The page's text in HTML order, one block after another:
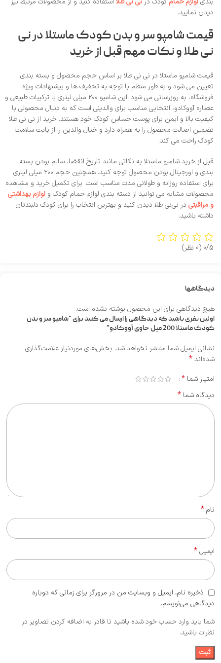
دیدن نمایید.
قیمت شامپو سر و بدن کودک ماستلا در نی‌
نی طلا و نکات مهم قبل از خرید
قیمت شامپو ماستلا در نی‌ نی طلا بر اساس حجم محصول و بسته‌ بندی
تعیین می‌ شود و به‌ طور منظم با توجه به تخفیف‌ ها و پیشنهادات ویژه
فروشگاه، به‌ روزرسانی می‌ شود. این شامپو ۲۰۰ میلی‌ لیتری با ترکیبات طبیعی و
عصاره آووکادو، انتخابی مناسب برای والدینی است که به دنبال محصولی با
کیفیت بالا و ایمن برای پوست حساس کودک خود هستند. خرید از نی‌ نی طلا
تضمین اصالت محصول را به همراه دارد و خیال والدین را از بابت سلامت
کودک راحت می‌ کند.
قبل از خرید شامپو ماستلا به نکاتی مانند تاریخ انقضا، سالم بودن بسته‌
بندی و اورجینال بودن محصول توجه کنید. همچنین حجم ۲۰۰ میلی‌ لیتری
برای استفاده روزانه و طولانی مدت مناسب است. برای تکمیل خرید و مشاهده
محصولات مشابه می‌ توانید از دسته‌ بندی لوازم حمام کودک و لوازم بهداشتی
و مراقبتی در نی‌نی طلا دیدن کنید و بهترین انتخاب را برای کودک دلبندتان
داشته باشید.
0/5 (0 نظر)
دیدگاهها
هیچ دیدگاهی برای این محصول نوشته نشده است.
اولین نفری باشید که دیدگاهی را ارسال می کنید برای “شامپو سر و بدن
کودک ماستلا 200 میل حاوی آووکادو”
نشانی ایمیل شما منتشر نخواهد شد. بخش‌های موردنیاز علامت‌گذاری
شده‌اند*
امتیاز شما *
دیدگاه شما *
نام*
ایمیل*
ذخیره نام، ایمیل و وبسایت من در مرورگر برای زمانی که دوباره
دیدگاهی می‌نویسم.
شما باید وارد حساب خود شده باشید تا قادر به اضافه کردن تصاویر در
نظرات باشید.